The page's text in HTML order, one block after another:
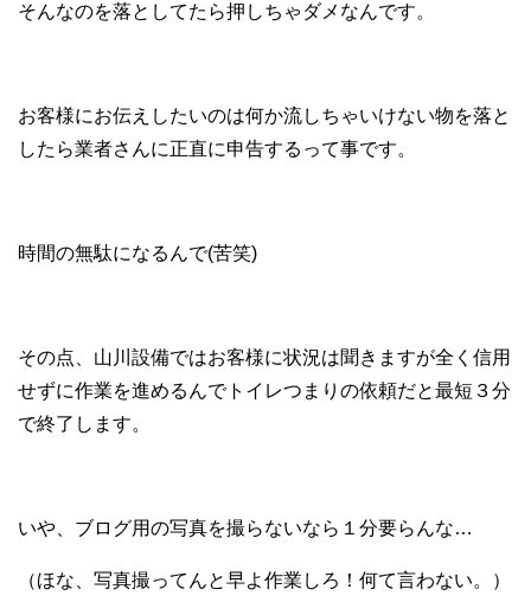
そんなのを落としてたら押しちゃダメなんです。
お客様にお伝えしたいのは何か流しちゃいけない物を落と
したら業者さんに正直に申告するって事です。
時間の無駄になるんで(苦笑)
その点、山川設備ではお客様に状況は聞きますが全く信用
せずに作業を進めるんでトイレつまりの依頼だと最短３分
で終了します。
いや、ブログ用の写真を撮らないなら１分要らんな…
（ほな、写真撮ってんと早よ作業しろ！何て言わない。）